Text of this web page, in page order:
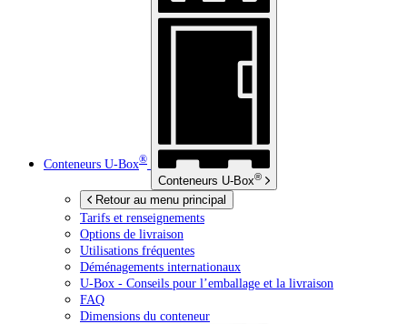
Conteneurs U-Box®
Conteneurs U-Box®
Retour au menu principal
Tarifs et renseignements
Options de livraison
Utilisations fréquentes
Déménagements internationaux
U-Box - Conseils pour l’emballage et la livraison
FAQ
Dimensions du conteneur